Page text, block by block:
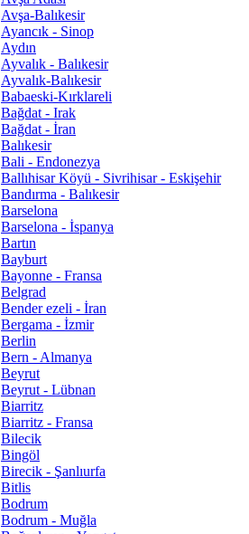
Avşa-Balıkesir
Ayancık - Sinop
Aydın
Ayvalık - Balıkesir
Ayvalık-Balıkesir
Babaeski-Kırklareli
Bağdat - Irak
Bağdat - İran
Balıkesir
Bali - Endonezya
Ballıhisar Köyü - Sivrihisar - Eskişehir
Bandırma - Balıkesir
Barselona
Barselona - İspanya
Bartın
Bayburt
Bayonne - Fransa
Belgrad
Bender ezeli - İran
Bergama - İzmir
Berlin
Bern - Almanya
Beyrut
Beyrut - Lübnan
Biarritz
Biarritz - Fransa
Bilecik
Bingöl
Birecik - Şanlıurfa
Bitlis
Bodrum
Bodrum - Muğla